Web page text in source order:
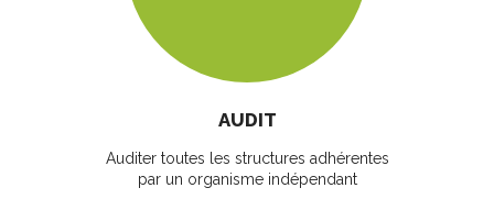
AUDIT
Auditer toutes les structures adhérentes
par un organisme indépendant